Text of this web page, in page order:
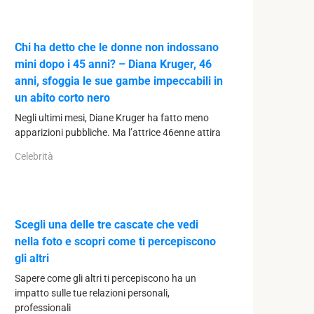
Chi ha detto che le donne non indossano
mini dopo i 45 anni? – Diana Kruger, 46
anni, sfoggia le sue gambe impeccabili in
un abito corto nero
Negli ultimi mesi, Diane Kruger ha fatto meno
apparizioni pubbliche. Ma l’attrice 46enne attira
Celebrità
Scegli una delle tre cascate che vedi
nella foto e scopri come ti percepiscono
gli altri
Sapere come gli altri ti percepiscono ha un
impatto sulle tue relazioni personali,
professionali